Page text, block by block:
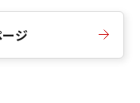
ジ